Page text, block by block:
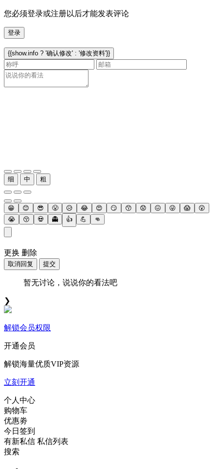
您必须登录或注册以后才能发表评论
登录
{{show.info ? '确认修改' : '修改资料'}}
细 中 粗
😁 😊 😎 😤 😥 😂 😍 😏 😙 😟 😖 😜 😱
😲
😭
😚 💀 👻 👍 💪 👊
更换 删除
取消回复 提交
暂无讨论，说说你的看法吧
❯
解锁会员权限
开通会员
解锁海量优质VIP资源
立刻开通
个人中心
购物车
优惠劵
今日签到
有新私信 私信列表
搜索